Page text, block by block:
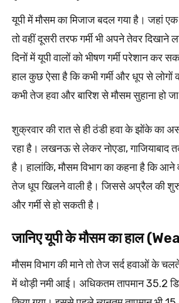
यूपी में मौसम का मिजाज बदल गया है। जहां
तो वहीं दूसरी तरफ गर्मी भी अपने तेवर
दिनों में यूपी वालों को भीषण गर्मी परेशान कर
हाल कुछ ऐसा है कि कभी गर्मी और धूप से लोगों
कभी तेज हवा और बारिश से मौसम सुहाना हो जा
शुक्रवार की रात से ही ठंडी हवा के झोंके का
रहा है। लखनऊ से लेकर नोएडा, गाजियाबाद
है। हालांकि, मौसम विभाग का कहना है कि आने
तेज धूप खिलने वाली है। जिससे अप्रैल की
और गर्मी से हो सकती है।
जानिए यूपी के मौसम का हाल
मौसम विभाग की माने तो तेज सर्द हवाओं के
में थोड़ी नमी आई। अधिकतम तापमान 35.2